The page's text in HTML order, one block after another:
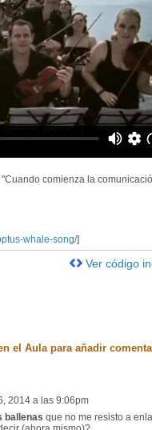
comienza la
whale-song/]
Ver código
el Aula para añadir
2014 a las 9:06pm
ballenas que no me resisto a